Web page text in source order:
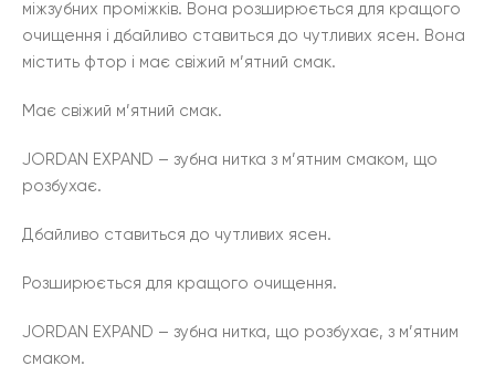
міжзубних проміжків. Вона розширюється для кращого
очищення і дбайливо ставиться до чутливих ясен. Вона
містить фтор і має свіжий м’ятний смак.
Має свіжий м’ятний смак.
JORDAN EXPAND – зубна нитка з м’ятним смаком, що
розбухає.
Дбайливо ставиться до чутливих ясен.
Розширюється для кращого очищення.
JORDAN EXPAND – зубна нитка, що розбухає, з м’ятним
смаком.